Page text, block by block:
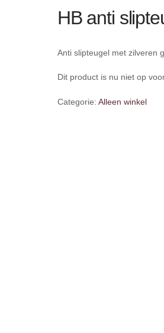
HB anti
Anti slipteugel met zilveren
Dit product is nu niet op
Categorie: Alleen winkel